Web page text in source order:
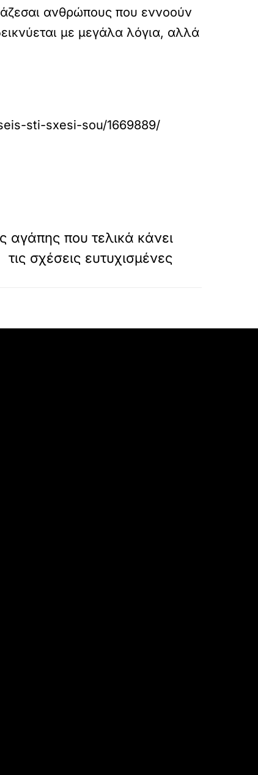
ανθρώπους που εννοούν
με μεγάλα λόγια, αλλά
sti-sxesi-sou/1669889/
αγάπης που τελικά κάνει
τις σχέσεις ευτυχισμένες